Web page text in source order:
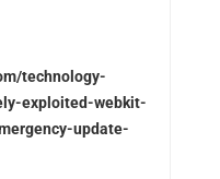
technology-
exploited-webkit-
update-